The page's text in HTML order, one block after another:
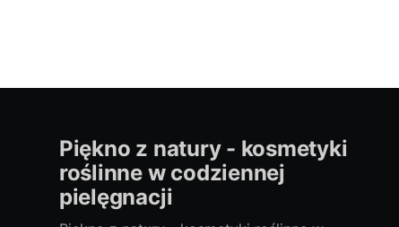
Piękno z natury - kosmetyki
roślinne w codziennej
pielęgnacji